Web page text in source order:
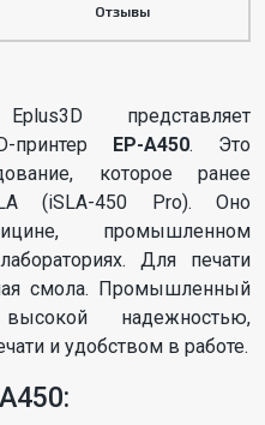
Отзывы
представляет
принтер
EP-A450. Это
которое ранее
(iSLA-450 Pro). Оно
промышленном
Для печати
смола. Промышленный
надежностью,
и удобством в работе.